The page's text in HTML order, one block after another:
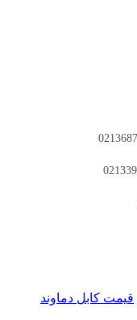
قیمت کابل دماوند